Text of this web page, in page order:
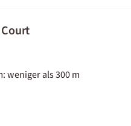
weniger als 300 m